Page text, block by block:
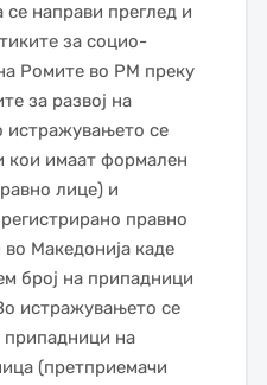
направи преглед и
за социо-
Ромите во РМ преку
за развој на
се
кои имаат формален
лице) и
правно
Македонија каде
број на припадници
истражувањето се
припадници на
(претприемачи